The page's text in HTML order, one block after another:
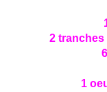
2 tranches
1